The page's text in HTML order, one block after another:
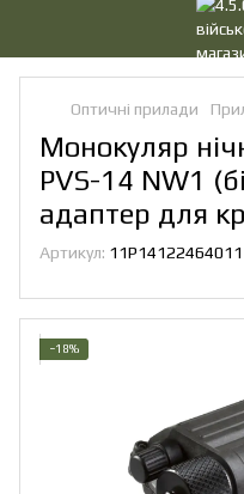
Оптичні прилади
Монокуляр
PVS-14 NW1
адаптер для
Артикул: 11P14122464011
−18%